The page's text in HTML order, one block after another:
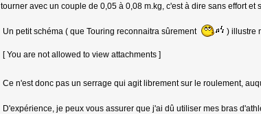
tourner avec un couple de 0,05 à 0,08 m.kg, c'est à dire sans effort et
Un petit schéma ( que Touring reconnaitra sûrement ) illustre
[ You are not allowed to view attachments ]
Ce n'est donc pas un serrage qui agit librement sur le roulement,
D'expérience, je peux vous assurer que j'ai dû utiliser mes bras